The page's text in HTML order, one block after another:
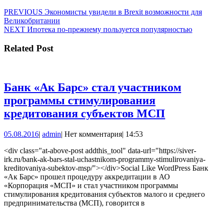
Навигация
по
PREVIOUS Предыдущая
запись:
Экономисты увидели в Brexit возможности для
Великобритании
NEXT Следующая
Ипотека по-прежнему пользуется популярностью
Related Post
Банк «Ак Барс» стал участником
программы стимулирования
кредитования субъектов МСПБанк
стал
05.08.201605.08.2016
| adminadmin
| Нет комментария| 14:53
<div class="at-above-post addthis_tool" data-url="https://siver-
irk.ru/bank-ak-bars-stal-uchastnikom-programmy-stimulirovaniya-
kreditovaniya-subektov-msp/"></div>Social Like WordPress Банк
«Ак Барс» прошел процедуру аккредитации в АО
«Корпорация «МСП» и стал участником программы
стимулирования кредитования субъектов малого и среднего
предпринимательства (МСП), говорится в